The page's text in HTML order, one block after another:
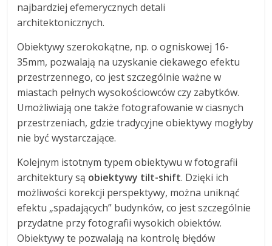
najbardziej efemerycznych detali
architektonicznych.
Obiektywy szerokokątne, np. o ogniskowej 16-
35mm, pozwalają na uzyskanie ciekawego efektu
przestrzennego, co jest szczególnie ważne w
miastach pełnych wysokościowców czy zabytków.
Umożliwiają one także fotografowanie w ciasnych
przestrzeniach, gdzie tradycyjne obiektywy mogłyby
nie być wystarczające.
Kolejnym istotnym typem obiektywu w fotografii
architektury są obiektywy tilt-shift. Dzięki ich
możliwości korekcji perspektywy, można uniknąć
efektu „spadających” budynków, co jest szczególnie
przydatne przy fotografii wysokich obiektów.
Obiektywy te pozwalają na kontrolę błędów